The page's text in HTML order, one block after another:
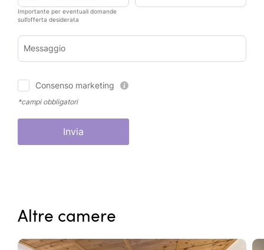
Importante per eventuali domande
sull’offerta desiderata
Messaggio
Consenso marketing
*campi obbligatori
Invia
Altre camere